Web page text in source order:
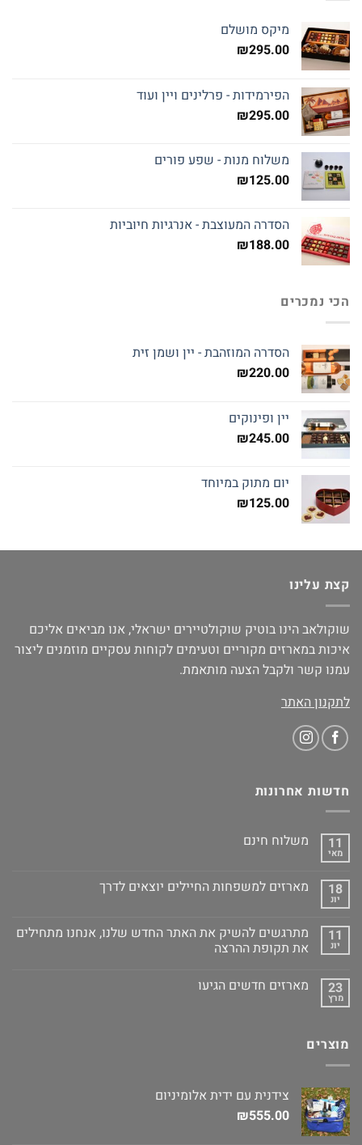
מיקס מושלם
₪295.00
הפירמידות - פרלינים ויין ועוד
₪295.00
משלוח מנות - שפע פורים
₪125.00
הסדרה המעוצבת - אנרגיות חיוביות
₪188.00
הכי נמכרים
הסדרה המוזהבת - יין ושמן זית
₪220.00
יין ופינוקים
₪245.00
יום מתוק במיוחד
₪125.00
קצת עלינו
שוקולאב הינו בוטיק שוקולטיירים ישראלי, אנו מביאים אליכם
איכות במארזים מקוריים וטעימים לקוחות עסקיים מוזמנים ליצור
עמנו קשר ולקבל הצעה מותאמת.
לתקנון האתר
חדשות אחרונות
11
מאי
משלוח חינם
18
יונ
מארזים למשפחות החיילים יוצאים לדרך
11
יונ
מתרגשים להשיק את האתר החדש שלנו, אנחנו מתחילים
את תקופת ההרצה
23
מרץ
מארזים חדשים הגיעו
מוצרים
צידנית עם ידית אלומיניום
₪555.00